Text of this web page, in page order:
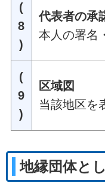
(
8
)
代表者の承
本人の署名
(
9
)
区域図
当該地区を
地縁団体と